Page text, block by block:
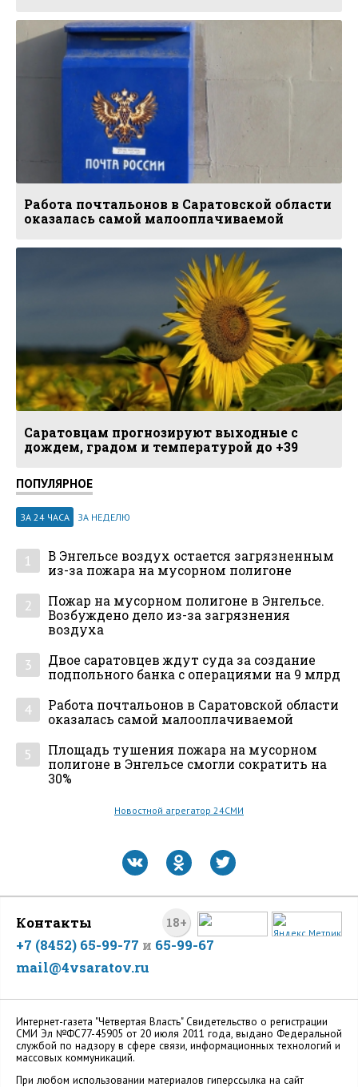
Работа почтальонов в Саратовской области
оказалась самой малооплачиваемой
Саратовцам прогнозируют выходные с
дождем, градом и температурой до +39
ПОПУЛЯРНОЕ
ЗА 24 ЧАСА ЗА НЕДЕЛЮ
1
В Энгельсе воздух остается загрязненным
из-за пожара на мусорном полигоне
2
Пожар на мусорном полигоне в Энгельсе.
Возбуждено дело из-за загрязнения
воздуха
3
Двое саратовцев ждут суда за создание
подпольного банка с операциями на 9 млрд
4
Работа почтальонов в Саратовской области
оказалась самой малооплачиваемой
5
Площадь тушения пожара на мусорном
полигоне в Энгельсе смогли сократить на
30%
Новостной агрегатор 24СМИ
18+
Контакты
+7 (8452) 65-99-77 и 65-99-67
mail@4vsaratov.ru
Интернет-газета "Четвертая Власть" Cвидетельство о регистрации
СМИ Эл №ФС77-45905 от 20 июля 2011 года, выдано Федеральной
службой по надзору в сфере связи, информационных технологий и
массовых коммуникаций.
При любом использовании материалов гиперссылка на сайт